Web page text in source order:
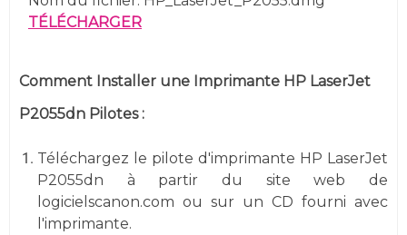
TÉLÉCHARGER
Comment Installer une Imprimante HP LaserJet
P2055dn Pilotes :
Téléchargez le pilote d'imprimante HP LaserJet
P2055dn à partir du site web de
logicielscanon.com ou sur un CD fourni avec
l'imprimante.